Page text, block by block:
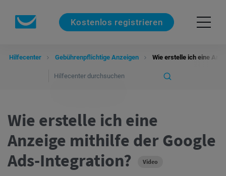
Kostenlos registrieren
Hilfecenter Gebührenpflichtige Anzeigen Wie erstelle ich eine
Wie erstelle ich eine
Anzeige mithilfe der Google
Ads-Integration?
Video